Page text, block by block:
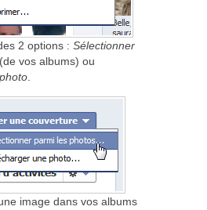
2 options : Sélectionner
(de vos albums) ou
image dans vos albums